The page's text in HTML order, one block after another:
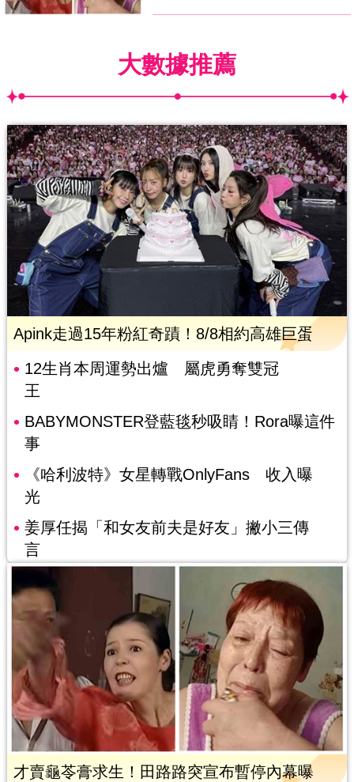
大數據推薦
Apink走過15年粉紅奇蹟！8/8相約高雄巨蛋
12生肖本周運勢出爐 屬虎勇奪雙冠
王
BABYMONSTER登藍毯秒吸睛！Rora曝這件
事
《哈利波特》女星轉戰OnlyFans 收入曝
光
姜厚任揭「和女友前夫是好友」撇小三傳
言
才賣龜苓膏求生！田路路突宣布暫停內幕曝